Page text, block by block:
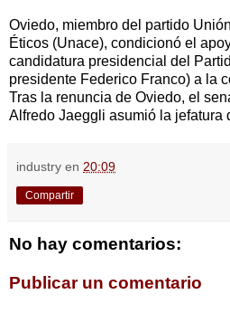
Oviedo, miembro del partido
Éticos (Unace), condicionó el
candidatura presidencial del
presidente Federico Franco) a la
Tras la renuncia de Oviedo, el
Alfredo Jaeggli asumió la jefatura
industry en 20:09
Compartir
No hay comentarios:
Publicar un comentario